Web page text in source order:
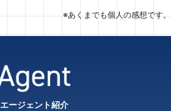
※あくまでも個人の感想です。
エージェント紹介